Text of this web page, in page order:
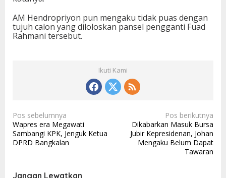
AM Hendropriyon pun mengaku tidak puas dengan
tujuh calon yang diloloskan pansel pengganti Fuad
Rahmani tersebut.
Ikuti Kami
N
a
v
g
Pos sebelumnya
Wapres era Megawati
Sambangi KPK, Jenguk Ketua
DPRD Bangkalan
Pos berikutnya
Dikabarkan Masuk Bursa
Jubir Kepresidenan, Johan
Mengaku Belum Dapat
Tawaran
Jangan Lewatkan